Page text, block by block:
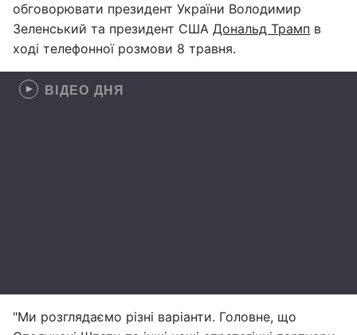
обговорювати президент України Володимир
Зеленський та президент США Дональд Трамп в
ході телефонної розмови 8 травня.
ВІДЕО ДНЯ
"Ми розглядаємо різні варіанти. Головне, що